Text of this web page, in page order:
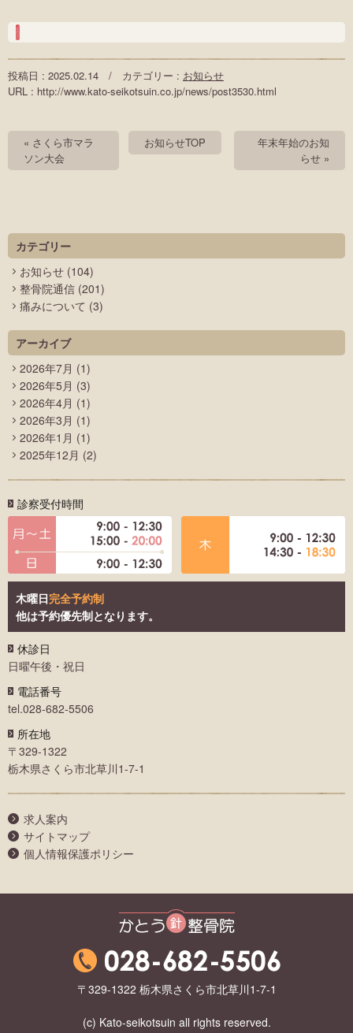
投稿日 : 2025.02.14 / カテゴリー : お知らせ
URL : http://www.kato-seikotsuin.co.jp/news/post3530.html
« さくら市マラ
ソン大会
年末年始のお知
らせ »
お知らせTOP
カテゴリー
お知らせ (104)
整骨院通信 (201)
痛みについて (3)
アーカイブ
2026年7月 (1)
2026年5月 (3)
2026年4月 (1)
2026年3月 (1)
2026年1月 (1)
2025年12月 (2)
診察受付時間
木曜日完全予約制
他は予約優先制となります。
休診日
日曜午後・祝日
電話番号
tel.028-682-5506
所在地
〒329-1322
栃木県さくら市北草川1-7-1
求人案内
サイトマップ
個人情報保護ポリシー
かとう整骨院
〒329-1322 栃木県さくら市北草川1-7-1
(c) Kato-seikotsuin all rights reserved.